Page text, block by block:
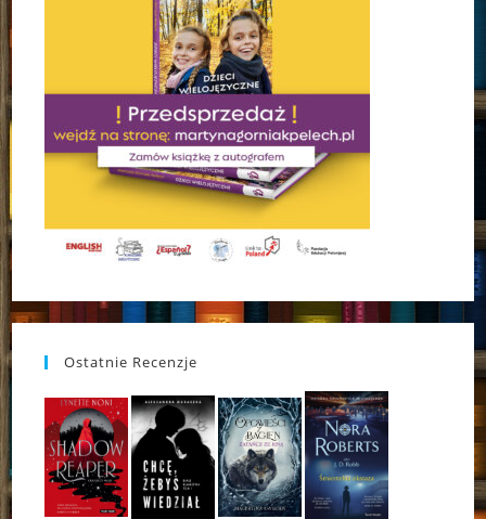
Ostatnie Recenzje